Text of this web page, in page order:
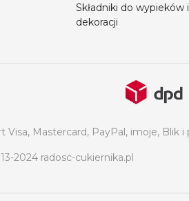
Składniki do wypieków i
dekoracji
Mastercard, PayPal, imoje, Blik
2024 radosc-cukiernika.pl